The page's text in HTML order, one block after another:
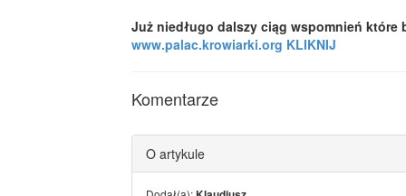
Już niedługo dalszy ciąg wspomnień które
www.palac.krowiarki.org KLIKNIJ
Komentarze
O artykule